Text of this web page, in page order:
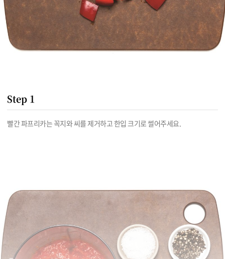
Step 1
빨간 파프리카는 꼭지와 씨를 제거하고 한입 크기로 썰어주세요.